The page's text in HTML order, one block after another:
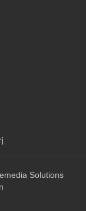
Solutions